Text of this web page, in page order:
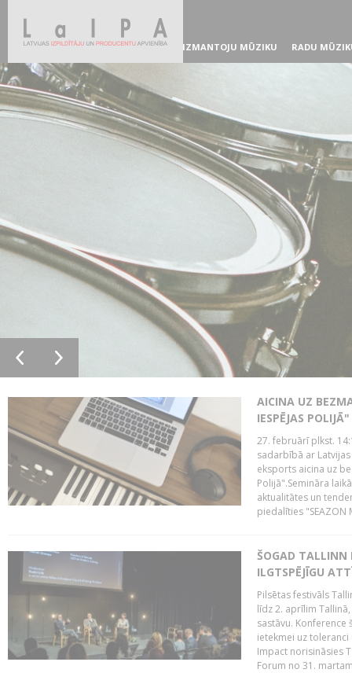
IZMANTOJU MŪZIKU RADU
AICINA UZ
IESPĒJAS POLIJĀ"
27. februārī plkst.
sadarbībā ar
eksports aicina uz
Polijā".Semināra
aktualitātes un
piedalīties "SEAZON
ŠOGAD TALLINN
ILGTSPĒJĪGU
Pilsētas festivāls
līdz 2. aprīlim
sastāvu.
ietekmei uz
Impact norisināsies
Forum no 31.